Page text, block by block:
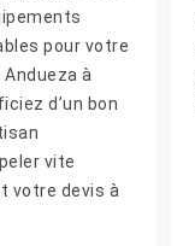
pour votre
à
d’un bon
vite
votre devis à